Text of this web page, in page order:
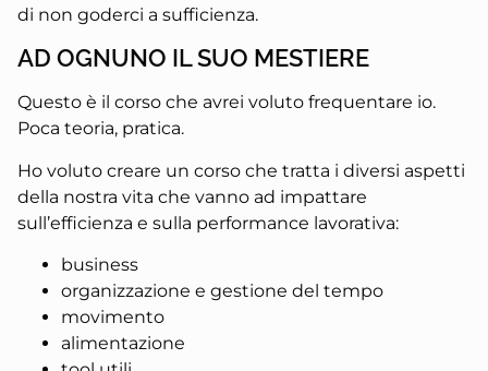
di non goderci a sufficienza.
AD OGNUNO IL SUO MESTIERE
Questo è il corso che avrei voluto frequentare io.
Poca teoria, pratica.
Ho voluto creare un corso che tratta i diversi aspetti
della nostra vita che vanno ad impattare
sull’efficienza e sulla performance lavorativa:
business
organizzazione e gestione del tempo
movimento
alimentazione